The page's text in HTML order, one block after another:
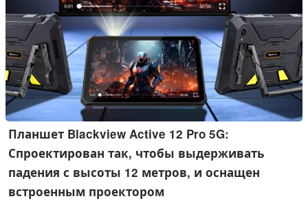
Планшет Blackview Active 12 Pro 5G:
Спроектирован так, чтобы выдерживать
падения с высоты 12 метров, и оснащен
встроенным проектором